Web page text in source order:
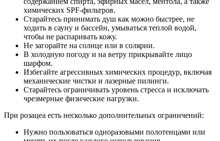
химических SPF-фильтров.
Старайтесь принимать душ как можно быстрее, не
ходить в сауну и бассейн, умываться теплой водой,
чтобы не распаривать кожу.
Не загорайте на солнце или в солярии.
В холодную погоду и на ветру прикрывайте лицо
шарфом.
Избегайте агрессивных химических процедур, включая
механические чистки и лазерные пилинги.
Старайтесь ограничивать уровень стресса и исключать
чрезмерные физические нагрузки.
При розацеа есть несколько дополнительных ограничений:
Нужно пользоваться одноразовыми полотенцами или